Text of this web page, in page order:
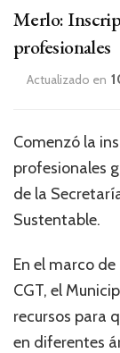
Merlo:
profesionales
Actualizado en
Comenzó la
profesionales
de la
Sustentable.
En el marco
CGT, el
recursos para
en diferentes